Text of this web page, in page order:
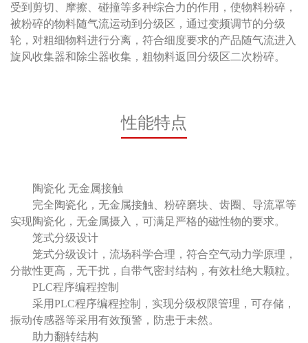
受到剪切、摩擦、碰撞等多种综合力的作用，使物料粉碎，
被粉碎的物料随气流运动到分级区，通过变频调节的分级
轮，对粗细物料进行分离，符合细度要求的产品随气流进入
旋风收集器和除尘器收集，粗物料返回分级区二次粉碎。
性能特点
陶瓷化 无金属接触
完全陶瓷化，无金属接触、粉碎磨块、齿圈、导流罩等
实现陶瓷化，无金属摄入，可满足严格的磁性物的要求。
笼式分级设计
笼式分级设计，流场科学合理，符合空气动力学原理，
分散性更高，无干扰，自带气密封结构，有效杜绝大颗粒。
PLC程序编程控制
采用PLC程序编程控制，实现分级权限管理，可存储，
振动传感器等采用有效预警，防患于未然。
助力翻转结构